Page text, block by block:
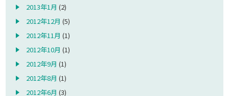
2013年1月 (2)
2012年12月 (5)
2012年11月 (1)
2012年10月 (1)
2012年9月 (1)
2012年8月 (1)
2012年6月 (3)